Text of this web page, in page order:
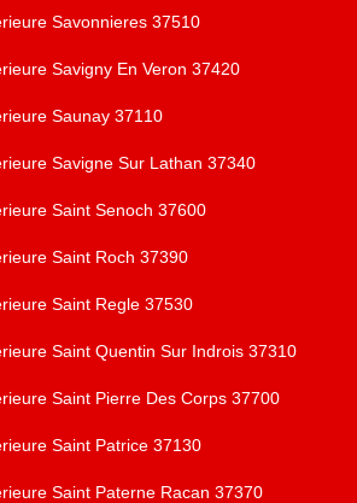
Savonnieres 37510
Savigny En Veron 37420
Saunay 37110
Savigne Sur Lathan 37340
Saint Senoch 37600
Saint Roch 37390
Saint Regle 37530
Saint Quentin Sur Indrois 37310
Saint Pierre Des Corps 37700
Saint Patrice 37130
Saint Paterne Racan 37370